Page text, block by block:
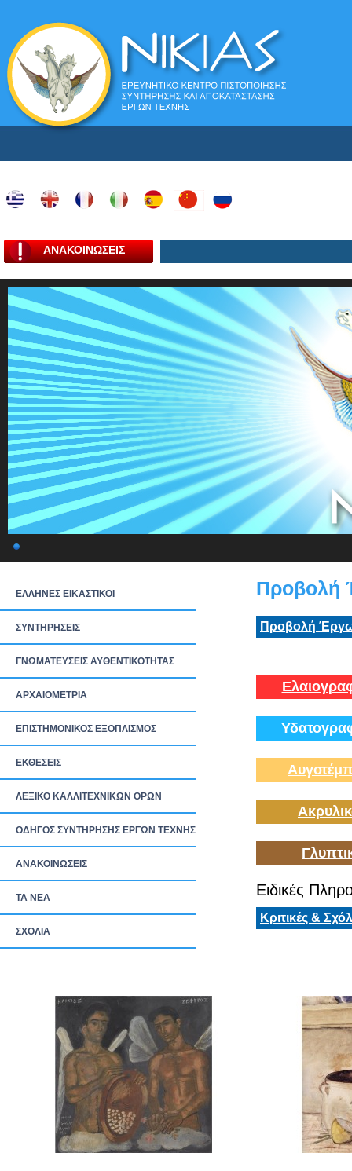
ΑΝΑΚΟΙΝΩΣΕΙΣ
ΕΛΛΗΝΕΣ ΕΙΚΑΣΤΙΚΟΙ
ΣΥΝΤΗΡΗΣΕΙΣ
ΓΝΩΜΑΤΕΥΣΕΙΣ ΑΥΘΕΝΤΙΚΟΤΗΤΑΣ
ΑΡΧΑΙΟΜΕΤΡΙΑ
ΕΠΙΣΤΗΜΟΝΙΚΟΣ ΕΞΟΠΛΙΣΜΟΣ
ΕΚΘΕΣΕΙΣ
ΛΕΞΙΚΟ ΚΑΛΛΙΤΕΧΝΙΚΩΝ ΟΡΩΝ
ΟΔΗΓΟΣ ΣΥΝΤΗΡΗΣΗΣ ΕΡΓΩΝ ΤΕΧΝΗΣ
ΑΝΑΚΟΙΝΩΣΕΙΣ
ΤΑ ΝEΑ
ΣΧΟΛΙΑ
Προβολή
Προβολή
Ειδικές
Κριτικές &